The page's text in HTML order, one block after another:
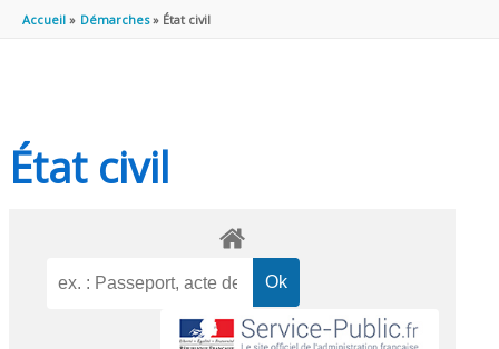
Accueil Démarches État civil
État civil